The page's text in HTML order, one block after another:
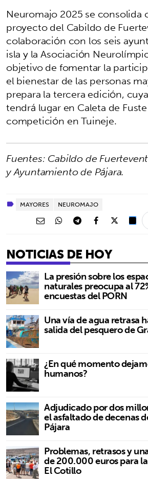
Neuromajo 2025 se consolida
proyecto del Cabildo de
colaboración con los seis
isla y la Asociación
objetivo de fomentar la
el bienestar de las personas
prepara la tercera edición,
tendrá lugar en Caleta de
competición en Tuineje.
Fuentes: Cabildo de
y Ayuntamiento de Pájara.
MAYORES NEUROMAJO
NOTICIAS DE HOY
La presión sobre los
naturales preocupa al
encuestas del PORN
Una vía de agua retrasa
salida del pesquero de
¿En qué momento
humanos?
Adjudicado por dos
el asfaltado de decenas
Pájara
Problemas, retrasos y
de 200.000 euros para
El Cotillo